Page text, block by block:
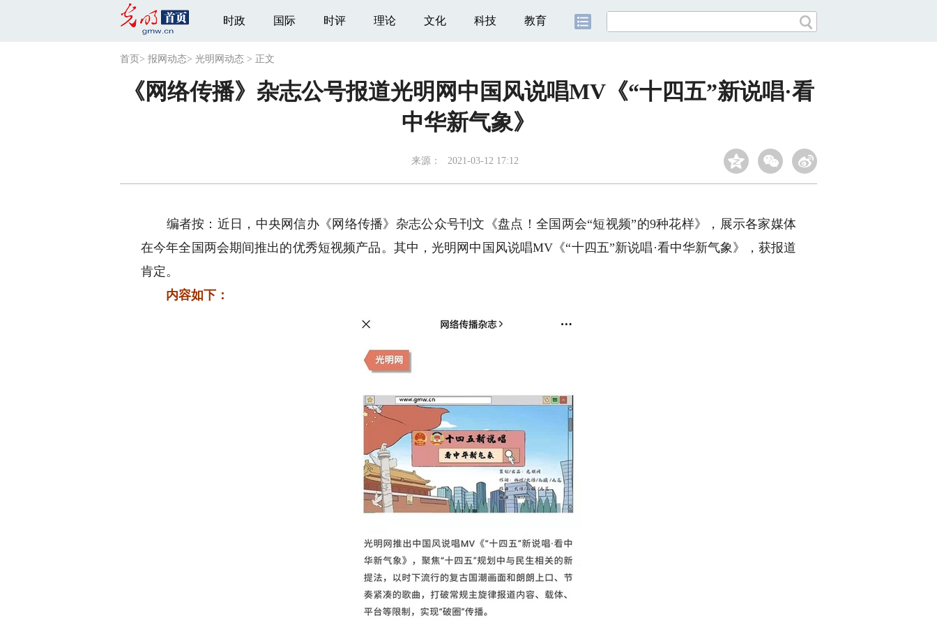
时政 国际 时评 理论 文化 科技 教育
首页 > 报网动态> 光明网动态 > 正文
《网络传播》杂志公号报道光明网中国风说唱MV《“十四五”新说唱·看
中华新气象》
来源： 2021-03-12 17:12
编者按：近日，中央网信办《网络传播》杂志公众号刊文《盘点！全国两会“短视频”的9种花样》，展示各家媒体
在今年全国两会期间推出的优秀短视频产品。其中，光明网中国风说唱MV《“十四五”新说唱·看中华新气象》，获报道
肯定。
内容如下：